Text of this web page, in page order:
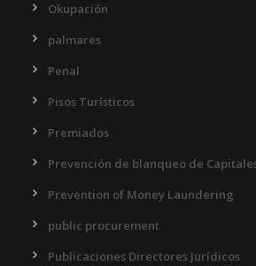
Okupación
palmares
Penal
Pisos Turísticos
Premiados
Prevención de blanqueo de
Prevention of Money Laundering
public procurement
Publicaciones Directores Jurídicos